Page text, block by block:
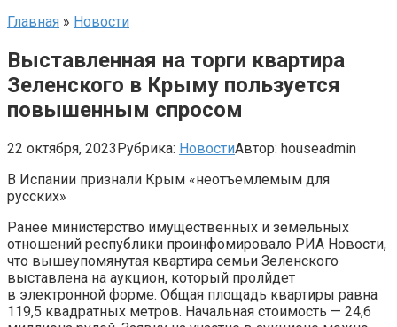
Главная » Новости
Выставленная на торги квартира
Зеленского в Крыму пользуется
повышенным спросом
22 октября, 2023Рубрика: НовостиАвтор: houseadmin
В Испании признали Крым «неотъемлемым для
русских»
Ранее министерство имущественных и земельных
отношений республики проинфомировало РИА Новости,
что вышеупомянутая квартира семьи Зеленского
выставлена на аукцион, который пролйдет
в электронной форме. Общая площадь квартиры равна
119,5 квадратных метров. Начальная стоимость — 24,6